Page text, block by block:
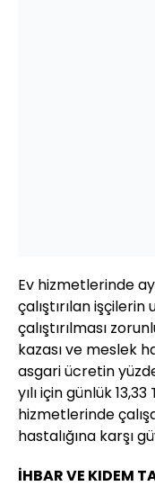
Ev hizmetlerinde
çalıştırılan
çalıştırılması
kazası ve meslek
asgari ücretin
yılı için günlük
hizmetlerinde
hastalığına karşı
İHBAR VE KIDEM